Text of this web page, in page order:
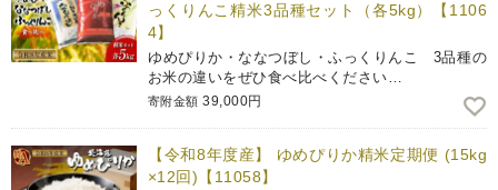
っくりんこ精米3品種セット（各5kg）【1106
4】
ゆめぴりか・ななつぼし・ふっくりんこ 3品種の
お米の違いをぜひ食べ比べください…
寄附金額 39,000円
【令和8年度産】 ゆめぴりか精米定期便 (15kg
×12回)【11058】